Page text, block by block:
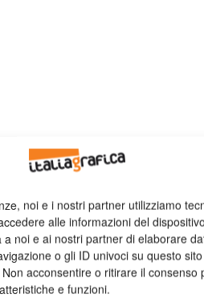
noi e i nostri partner utilizziamo
alle informazioni del
noi e ai nostri partner di elaborare
o gli ID univoci su questo
acconsentire o ritirare il consenso
e funzioni.